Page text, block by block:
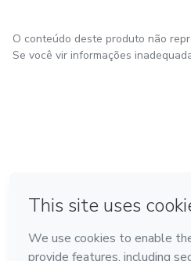
O conteúdo deste produto não
Se você vir informações
Feito com ❤ em Bogotá